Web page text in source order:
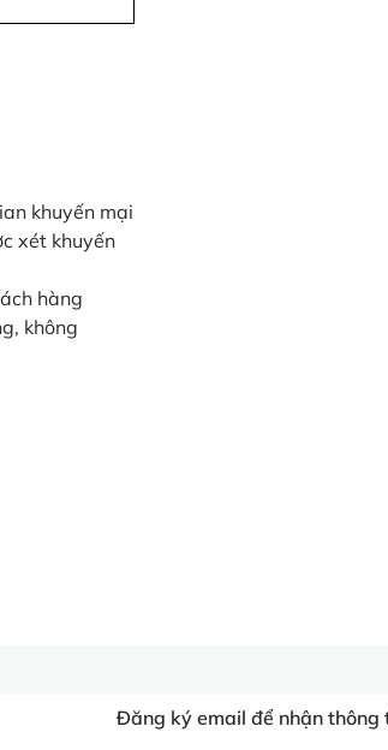
khuyến mại
xét khuyến
hàng
không
Đăng ký email để nhận thông